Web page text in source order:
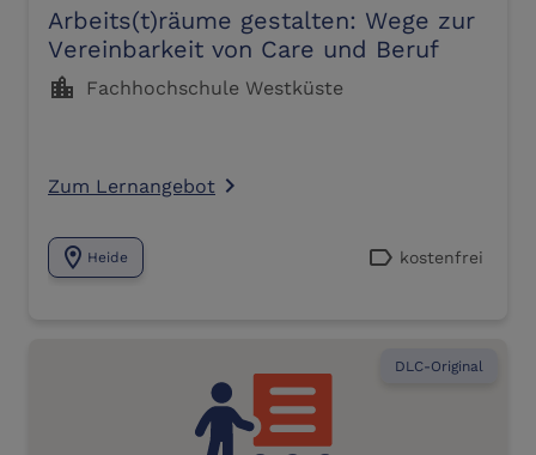
Arbeits(t)räume gestalten: Wege zur
Vereinbarkeit von Care und Beruf
location_city Fachhochschule Westküste
Zum Lernangebot navigate_next
location_on Heide label kostenfrei
DLC-Original